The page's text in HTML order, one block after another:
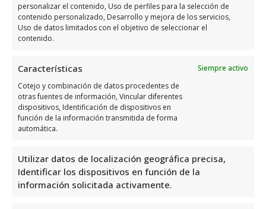
personalizar el contenido, Uso de perfiles para la selección de
contenido personalizado, Desarrollo y mejora de los servicios,
Uso de datos limitados con el objetivo de seleccionar el
contenido.
Características
Siempre activo
Cotejo y combinación de datos procedentes de
otras fuentes de información, Vincular diferentes
dispositivos, Identificación de dispositivos en
función de la información transmitida de forma
automática.
Utilizar datos de localización geográfica precisa,
Identificar los dispositivos en función de la
información solicitada activamente.
Desatascos Vega Baja
Abierto 24 horas
Martes
Abierto 24 horas
Miércoles
Abierto 24 horas
Jueves
Viernes
Abierto 24 horas
Sábado
Abierto 24 horas
Domingo
Abierto 24 horas